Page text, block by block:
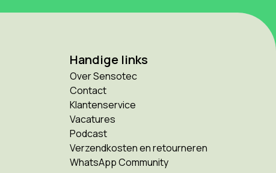
Handige links
Over Sensotec
Contact
Klantenservice
Vacatures
Podcast
Verzendkosten en retourneren
WhatsApp Community